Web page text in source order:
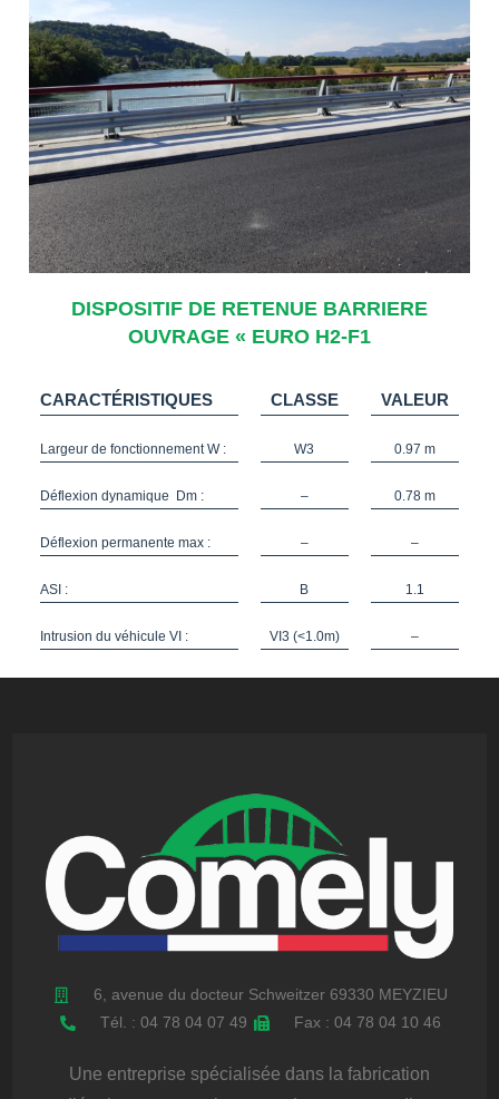
DISPOSITIF DE RETENUE BARRIERE
OUVRAGE « EURO H2-F1
CARACTÉRISTIQUES
Largeur de fonctionnement W :
Déflexion dynamique Dm :
Déflexion permanente max :
ASI :
Intrusion du véhicule VI :
CLASSE
W3
–
–
B
VI3 (<1.0m)
VALEUR
0.97 m
0.78 m
–
1.1
–
6, avenue du docteur Schweitzer 69330 MEYZIEU
Tél. : 04 78 04 07 49
Fax : 04 78 04 10 46
Une entreprise spécialisée dans la fabrication